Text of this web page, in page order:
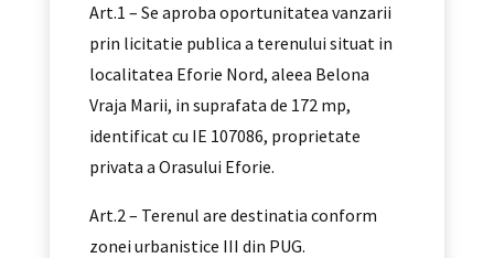
Art.1 – Se aproba oportunitatea vanzarii
prin licitatie publica a terenului situat in
localitatea Eforie Nord, aleea Belona
Vraja Marii, in suprafata de 172 mp,
identificat cu IE 107086, proprietate
privata a Orasului Eforie.
Art.2 – Terenul are destinatia conform
zonei urbanistice III din PUG.